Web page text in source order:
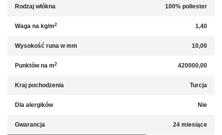
Rodzaj włókna 100% poliester
Waga na kg/m2 1,40
Wysokość runa w mm 10,00
Punktów na m2 420000,00
Kraj pochodzenia Turcja
Dla alergików Nie
Gwarancja 24 miesiące